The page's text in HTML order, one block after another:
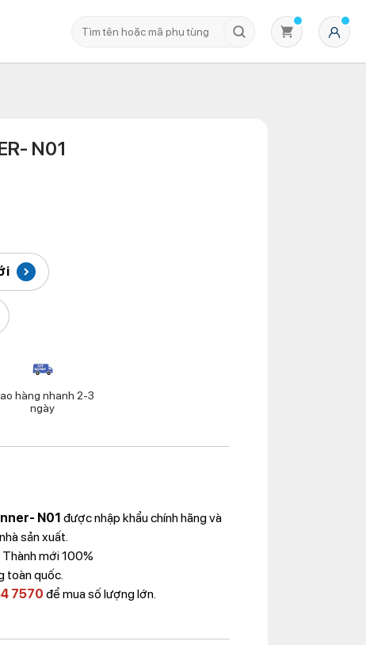
N01
hàng nhanh 2-3
ngày
N01 được nhập khẩu chính hãng và
sản xuất.
mới 100%
toàn quốc.
7570 để mua số lượng lớn.